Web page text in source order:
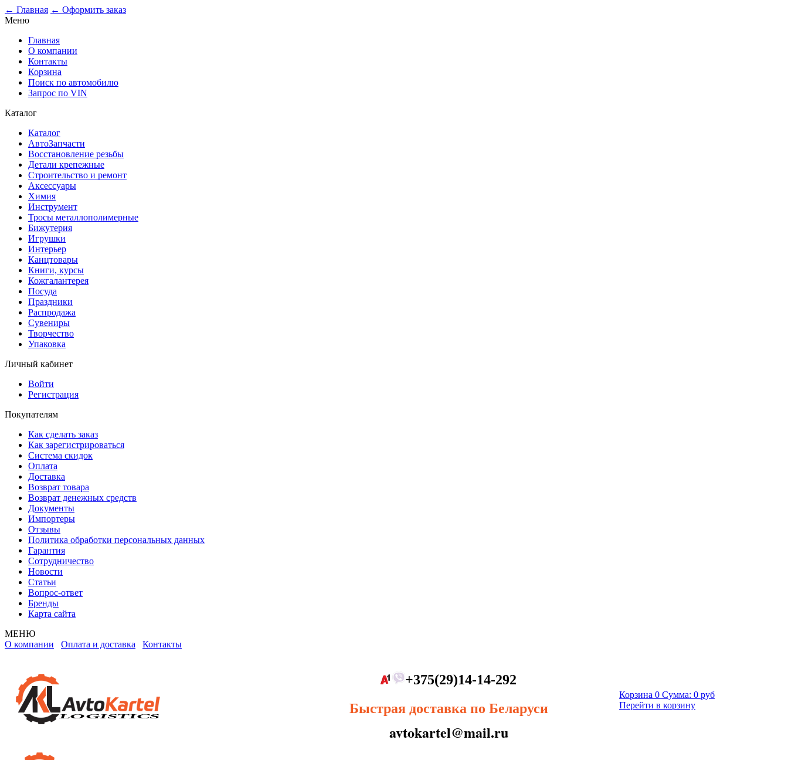
← Главная ← Оформить заказ
Меню
Главная
О компании
Контакты
Корзина
Поиск по автомобилю
Запрос по VIN
Каталог
Каталог
АвтоЗапчасти
Восстановление резьбы
Детали крепежные
Строительство и ремонт
Аксессуары
Химия
Инструмент
Тросы металлополимерные
Бижутерия
Игрушки
Интерьер
Канцтовары
Книги, курсы
Кожгалантерея
Посуда
Праздники
Распродажа
Сувениры
Творчество
Упаковка
Личный кабинет
Войти
Регистрация
Покупателям
Как сделать заказ
Как зарегистрироваться
Система скидок
Оплата
Доставка
Возврат товара
Возврат денежных средств
Документы
Импортеры
Отзывы
Политика обработки персональных данных
Гарантия
Сотрудничество
Новости
Статьи
Вопрос-ответ
Бренды
Карта сайта
МЕНЮ
О компании Оплата и доставка Контакты
+375(29)14-14-292
Быстрая доставка по Беларуси
avtokartel@mail.ru
Корзина 0 Сумма: 0 руб
Перейти в корзину